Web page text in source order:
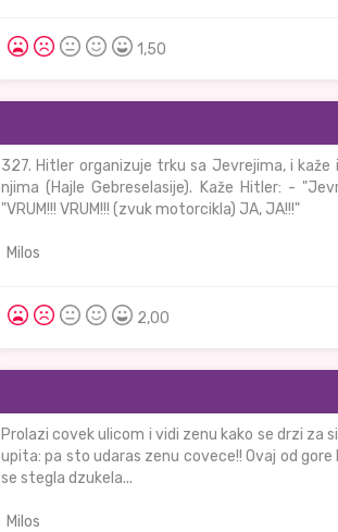
1,50
327. Hitler organizuje trku sa Jevrejima, i
njima (Hajle Gebreselasije). Kaže Hitler: -
"VRUM!!! VRUM!!! (zvuk motorcikla) JA, JA!!!"
Milos
2,00
Prolazi covek ulicom i vidi zenu kako se drzi za
upita: pa sto udaras zenu covece!! Ovaj od
se stegla dzukela...
Milos